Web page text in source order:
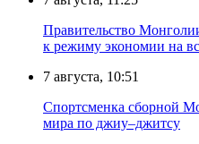
Правительство
к режиму экономии на
7 августа, 10:51
Спортсменка сборной
мира по джиу–джитсу